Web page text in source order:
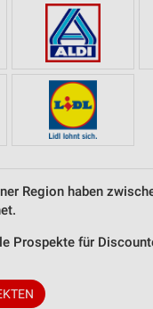
Region haben
Prospekte für